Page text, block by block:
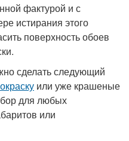
фактурой и с
истирания этого
поверхность обоев
сделать следующий
или уже крашеные
для любых
или